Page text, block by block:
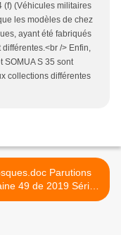
(f) (Véhicules militaires
les modèles de chez
ayant été fabriqués
/> Enfin,
SOMUA S 35 sont
collections différentes
Parutions
49 de 2019 Séries
Miniatures Presse >